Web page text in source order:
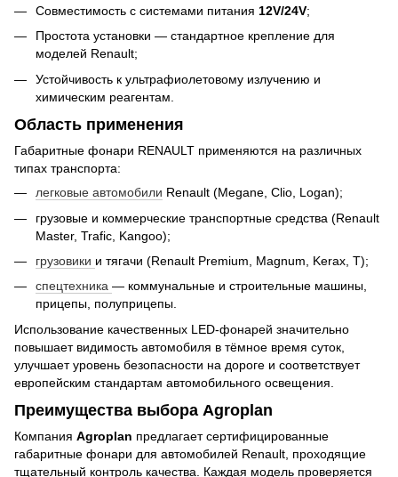
Совместимость с системами питания 12V/24V;
Простота установки — стандартное крепление для
моделей Renault;
Устойчивость к ультрафиолетовому излучению и
химическим реагентам.
Область применения
Габаритные фонари RENAULT применяются на различных
типах транспорта:
легковые автомобили Renault (Megane, Clio, Logan);
грузовые и коммерческие транспортные средства (Renault
Master, Trafic, Kangoo);
грузовики и тягачи (Renault Premium, Magnum, Kerax, T);
спецтехника — коммунальные и строительные машины,
прицепы, полуприцепы.
Использование качественных LED-фонарей значительно
повышает видимость автомобиля в тёмное время суток,
улучшает уровень безопасности на дороге и соответствует
европейским стандартам автомобильного освещения.
Преимущества выбора Agroplan
Компания Agroplan предлагает сертифицированные
габаритные фонари для автомобилей Renault, проходящие
тщательный контроль качества. Каждая модель проверяется